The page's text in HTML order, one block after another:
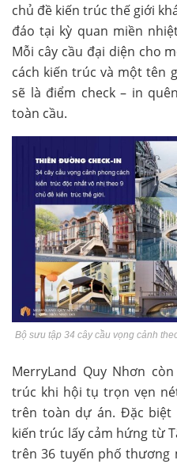
chủ đề kiến trúc thế giới
đáo tại kỳ quan miền
Mỗi cây cầu đại diện cho
cách kiến trúc và một tên
sẽ là điểm check – in
toàn cầu.
Bộ sưu tập 34 cây cầu vọng cảnh
MerryLand Quy Nhơn
trúc khi hội tụ trọn vẹn
trên toàn dự án. Đặc
kiến trúc lấy cảm hứng từ
trên 36 tuyến phố thương